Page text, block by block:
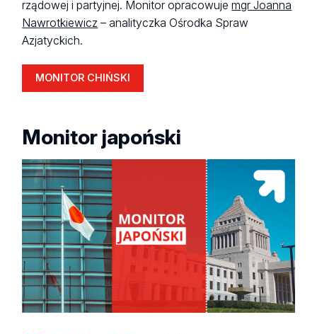
rządowej i partyjnej. Monitor opracowujemgr Joanna
Nawrotkiewicz – analityczka Ośrodka Spraw
Azjatyckich.
MONITOR CHIŃSKI
Monitor japoński